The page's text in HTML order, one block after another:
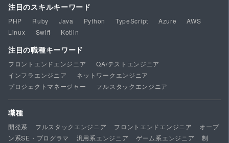
注目のスキルキーワード
PHP Ruby Java Python TypeScript Azure
AWS
Linux
Swift Kotlin
注目の職種キーワード
フロントエンドエンジニア
QA/テストエンジニア
インフラエンジニア
ネットワークエンジニア
プロジェクトマネージャー
フルスタックエンジニア
職種
開発系 フルスタックエンジニア フロントエンドエンジニア
オープ
ン系SE・プログラマ
汎用系エンジニア ゲーム系エンジニア
制